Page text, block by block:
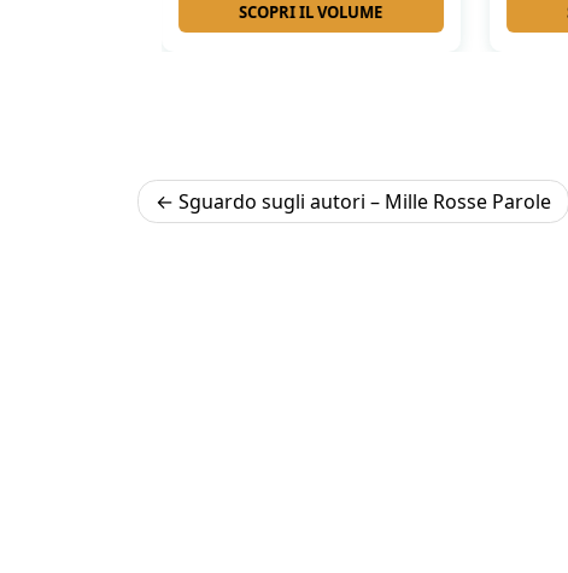
SCOPRI IL VOLUME
Navigazione
Sguardo sugli autori – Mille Rosse Parole